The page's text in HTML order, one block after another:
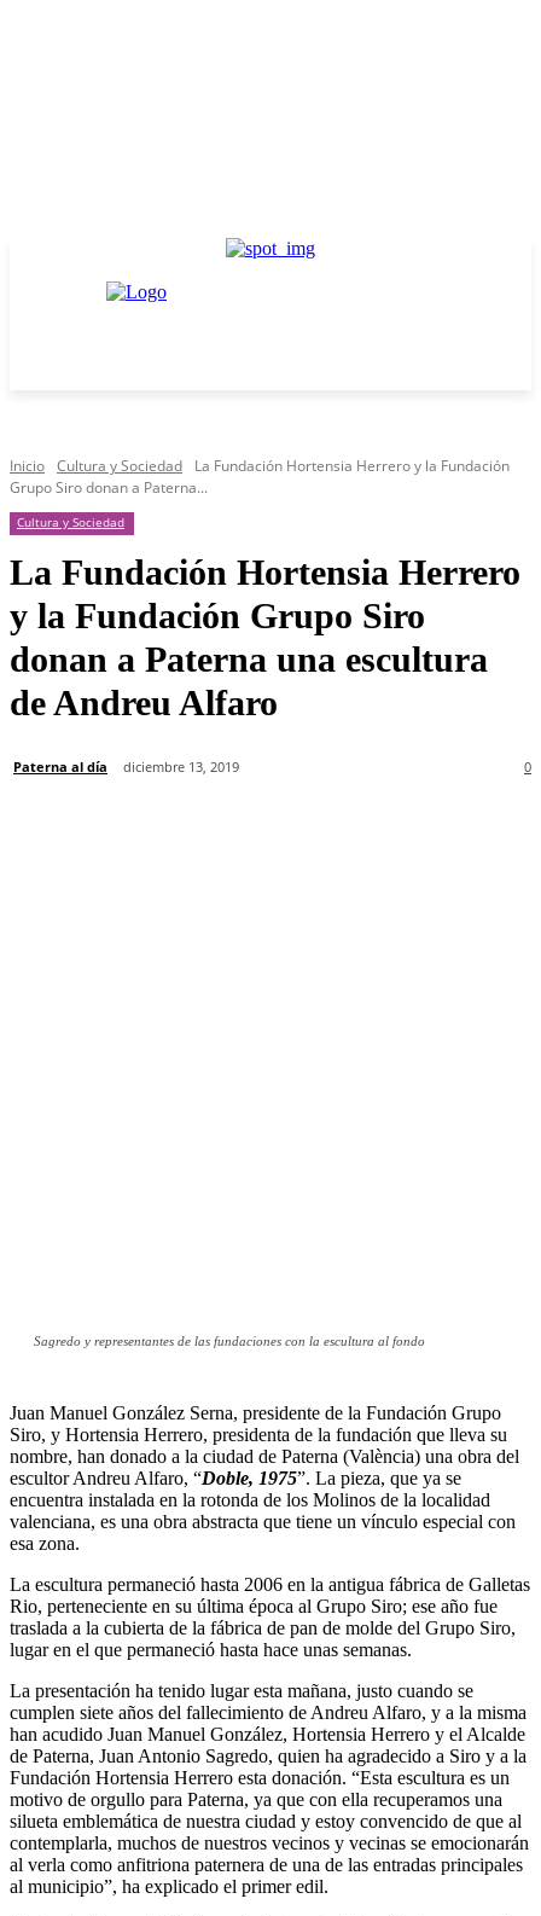
Inicio Cultura y Sociedad
La Fundación Hortensia Herrero y la Fundación
Grupo Siro donan a Paterna...
Cultura y Sociedad
La Fundación Hortensia Herrero
y la Fundación Grupo Siro
donan a Paterna una escultura
de Andreu Alfaro
Paterna al día diciembre 13, 2019 0
Sagredo y representantes de las fundaciones con la escultura al fondo
Juan Manuel González Serna, presidente de la Fundación Grupo
Siro, y Hortensia Herrero, presidenta de la fundación que lleva su
nombre, han donado a la ciudad de Paterna (València) una obra del
escultor Andreu Alfaro, “Doble, 1975”. La pieza, que ya se
encuentra instalada en la rotonda de los Molinos de la localidad
valenciana, es una obra abstracta que tiene un vínculo especial con
esa zona.
La escultura permaneció hasta 2006 en la antigua fábrica de Galletas
Rio, perteneciente en su última época al Grupo Siro; ese año fue
traslada a la cubierta de la fábrica de pan de molde del Grupo Siro,
lugar en el que permaneció hasta hace unas semanas.
La presentación ha tenido lugar esta mañana, justo cuando se
cumplen siete años del fallecimiento de Andreu Alfaro, y a la misma
han acudido Juan Manuel González, Hortensia Herrero y el Alcalde
de Paterna, Juan Antonio Sagredo, quien ha agradecido a Siro y a la
Fundación Hortensia Herrero esta donación. “Esta escultura es un
motivo de orgullo para Paterna, ya que con ella recuperamos una
silueta emblemática de nuestra ciudad y estoy convencido de que al
contemplarla, muchos de nuestros vecinos y vecinas se emocionarán
al verla como anfitriona paternera de una de las entradas principales
al municipio”, ha explicado el primer edil.